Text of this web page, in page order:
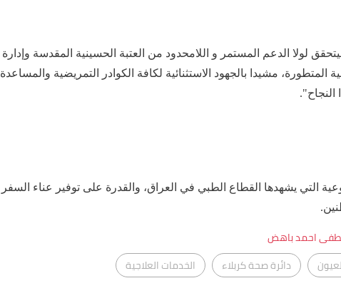
لولا الدعم المستمر و اللامحدود من العتبة الحسينية المقدسة وإدارة
مشيدا بالجهود الاستثنائية لكافة الكوادر التمريضية والمساعدة
التي يشهدها القطاع الطبي في العراق، والقدرة على توفير عناء السفر
احمد باهض
دائرة صحة كربلاء الخدمات العلاجية